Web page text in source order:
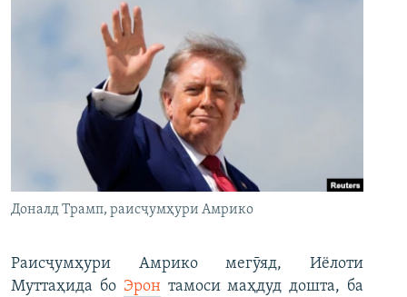
Доналд Трамп, раисҷумҳури Амрико
Раисҷумҳури Амрико мегӯяд, Иёлоти
Муттаҳида бо Эронтамоси маҳдуд дошта, ба